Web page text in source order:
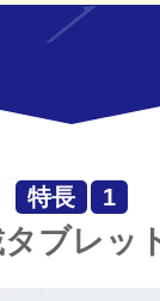
特長 1
ブレッ